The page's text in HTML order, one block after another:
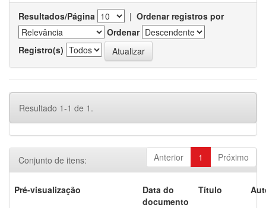
Resultados/Página | Ordenar registros por
Ordenar
Registro(s)
Resultado 1-1 de 1.
Anterior 1 Próximo
Conjunto de itens:
Pré-visualização
Data do
documento
Título